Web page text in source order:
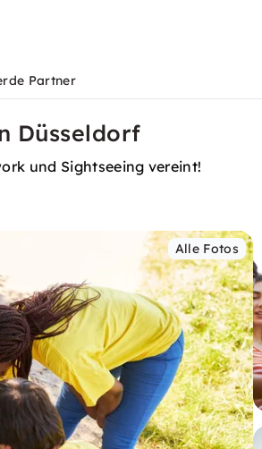
Partner
Düsseldorf
und Sightseeing vereint!
Alle Fotos